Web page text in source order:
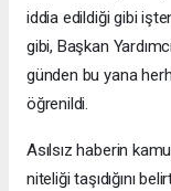
iddia edildiği gibi
gibi, Başkan
günden bu yana
öğrenildi.
Asılsız haberin
niteliği taşıdığını